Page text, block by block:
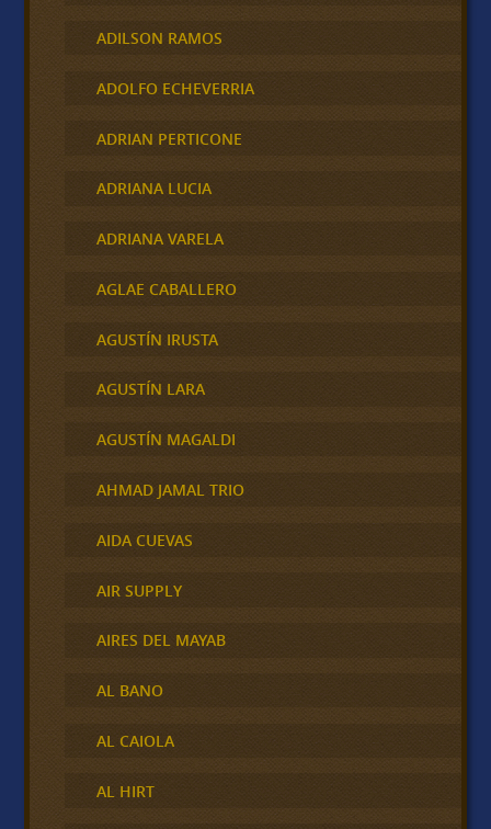
ADILSON RAMOS
ADOLFO ECHEVERRIA
ADRIAN PERTICONE
ADRIANA LUCIA
ADRIANA VARELA
AGLAE CABALLERO
AGUSTÍN IRUSTA
AGUSTÍN LARA
AGUSTÍN MAGALDI
AHMAD JAMAL TRIO
AIDA CUEVAS
AIR SUPPLY
AIRES DEL MAYAB
AL BANO
AL CAIOLA
AL HIRT